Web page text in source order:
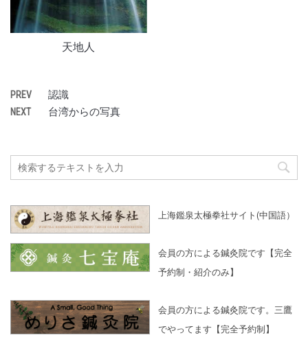
天地人
PREV 認識
NEXT 台湾からの写真
上海鑑泉太極拳社サイト(中国語）
会員の方による鍼灸院です【完全
予約制・紹介のみ】
会員の方による鍼灸院です。三鷹
でやってます【完全予約制】